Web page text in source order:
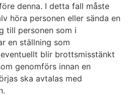
denna. I detta fall måste
höra personen eller sända en
till personen som i
en ställning som
blir brottsmisstänkt
genomförs innan en
ska avtalas med